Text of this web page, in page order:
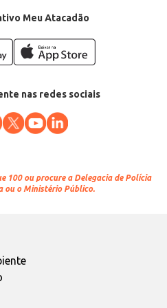
Meu Atacadão
nas redes sociais
100 ou procure a Delegacia de Polícia
ou o Ministério Público.